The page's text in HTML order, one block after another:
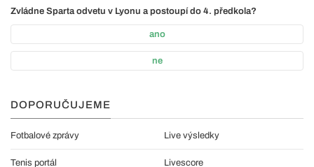
Zvládne Sparta odvetu v Lyonu a postoupí do 4. předkola?
ano
ne
DOPORUČUJEME
Fotbalové zprávy Live výsledky
Tenis portál Livescore